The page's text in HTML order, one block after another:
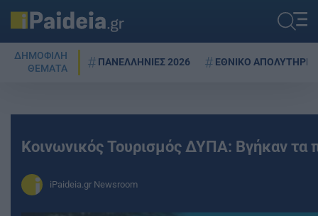
ΔΗΜΟΦΙΛΗ
ΘΕΜΑΤΑ
ΠΑΝΕΛΛΗΝΙΕΣ 2026 ΕΘΝΙΚΟ ΑΠΟΛΥΤΗΡΙΟ
Κοινωνικός Τουρισμός ΔΥΠΑ: Βγήκαν
iPaideia.gr Newsroom